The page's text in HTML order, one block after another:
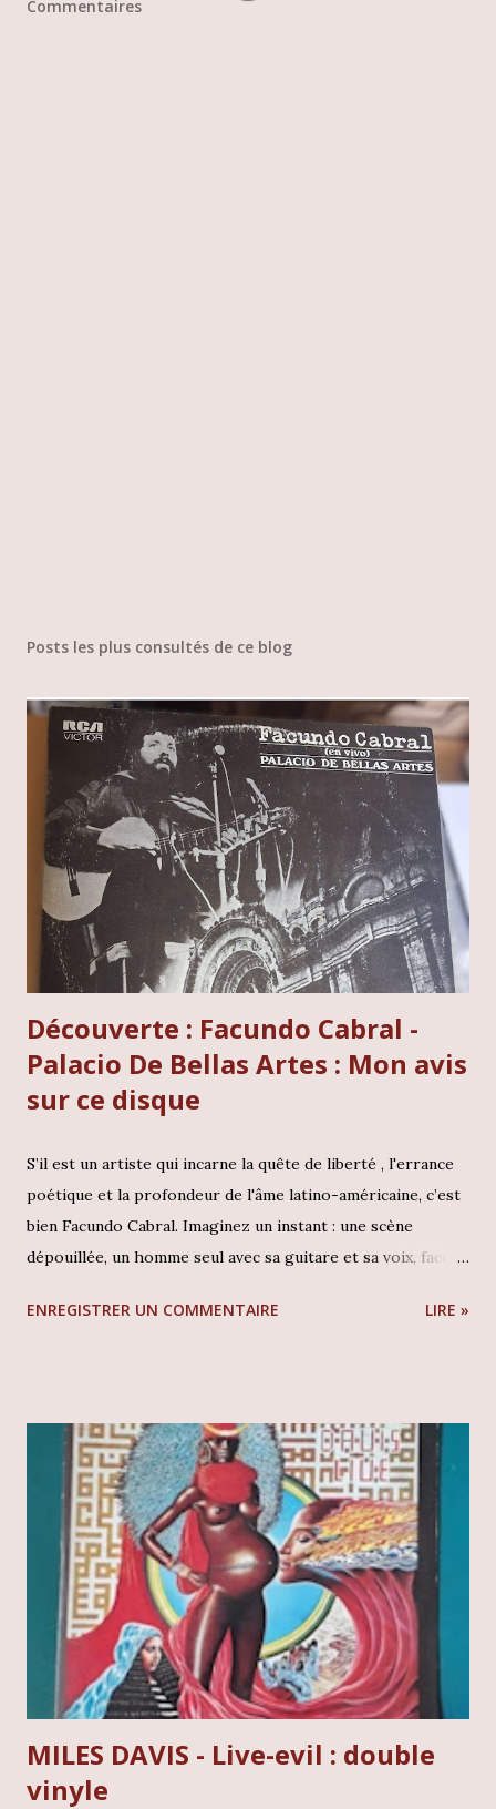
Commentaires
Posts les plus consultés de ce blog
Découverte : Facundo Cabral -
Palacio De Bellas Artes : Mon avis
sur ce disque
S’il est un artiste qui incarne la quête de liberté , l'errance
poétique et la profondeur de l'âme latino-américaine, c’est
bien Facundo Cabral. Imaginez un instant : une scène
dépouillée, un homme seul avec sa guitare et sa voix, face à
du monde, le Palais des Beaux-Arts de Mexico . Ce n'est pas
privilège rare. Cet album est bien plus qu'un disque de
"Nueva Canción" ; c'est un manifeste philosophique mis en
musique, capturant l'essence d'un homme qui se définissait
lui-même comme un "vagabond de Dieu". Facundo Cabral -
Palacio De Bellas Artes : (cliquez l'image pour les détails)
Contexte et écoute L'album Palacio De Bellas Artes
constitue un document historique essentiel pour quiconque
ENREGISTRER UN COMMENTAIRE LIRE »
MILES DAVIS - Live-evil : double
vinyle